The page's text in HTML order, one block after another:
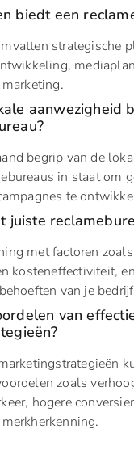
biedt een
strategische
aanwezigheid
begrip van de
in staat om
te
juiste
met factoren
kosteneffectiviteit,
van je
van
zoals
hogere